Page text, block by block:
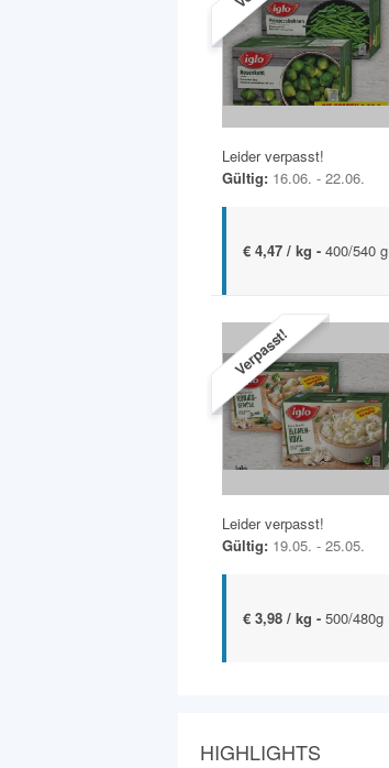
Leider verpasst!
Gültig: 16.06. - 22.06.
€ 4,47 / kg - 400/540 g
Verpasst!
Leider verpasst!
Gültig: 19.05. - 25.05.
€ 3,98 / kg - 500/480g
HIGHLIGHTS